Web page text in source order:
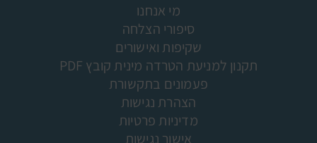
מי אנחנו
סיפורי הצלחה
שקיפות ואישורים
תקנון למניעת הטרדה מינית קובץ PDF
פעמונים בתקשורת
הצהרת נגישות
מדיניות פרטיות
אישור נגישות